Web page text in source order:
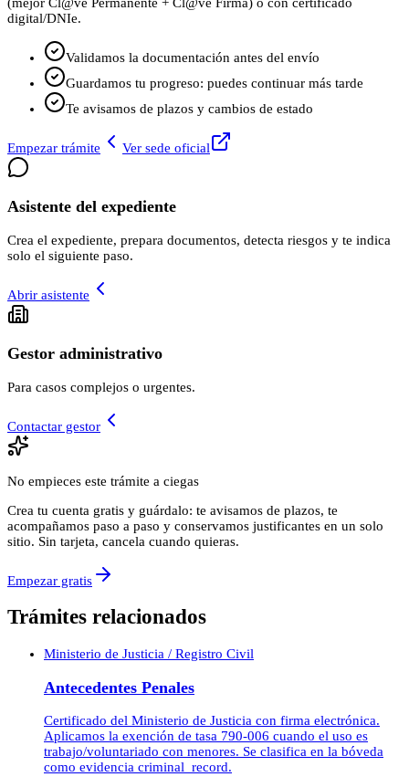
digital/DNIe.
Validamos la documentación antes del envío
Guardamos tu progreso: puedes continuar más tarde
Te avisamos de plazos y cambios de estado
Empezar trámite Ver sede oficial
Asistente del expediente
Crea el expediente, prepara documentos, detecta riesgos y te indica
solo el siguiente paso.
Abrir asistente
Gestor administrativo
Para casos complejos o urgentes.
Contactar gestor
No empieces este trámite a ciegas
Crea tu cuenta gratis y guárdalo: te avisamos de plazos, te
acompañamos paso a paso y conservamos justificantes en un solo
sitio. Sin tarjeta, cancela cuando quieras.
Empezar gratis
Trámites relacionados
Ministerio de Justicia / Registro Civil
Antecedentes Penales
Certificado del Ministerio de Justicia con firma electrónica.
Aplicamos la exención de tasa 790-006 cuando el uso es
trabajo/voluntariado con menores. Se clasifica en la bóveda
como evidencia criminal_record.